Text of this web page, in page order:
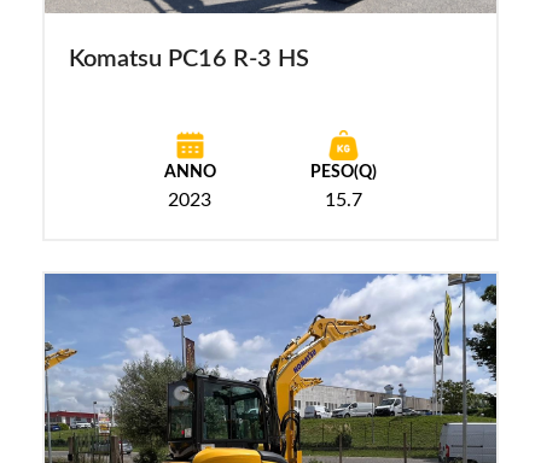
Komatsu PC16 R-3 HS
ANNO
2023
PESO(Q)
15.7